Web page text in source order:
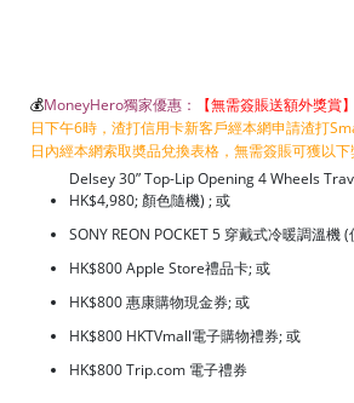
💰MoneyHero獨家優惠： 【無需簽賬送額外獎賞】
日下午6時，渣打信用卡新客戶經本網申請渣打
日內經本網索取奬品兌換表格，無需簽賬可獲以下
Delsey 30” Top-Lip Opening 4 Wheels
HK$4,980; 顏色隨機) ; 或
SONY REON POCKET 5 穿戴式冷暖調溫機
HK$800 Apple Store禮品卡; 或
HK$800 惠康購物現金券; 或
HK$800 HKTVmall電子購物禮券; 或
HK$800 Trip.com 電子禮券